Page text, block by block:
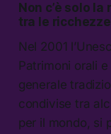
Non c’è solo
tra le
Nel 2001
Patrimoni orali
generale
condivise tra
per il mondo, si